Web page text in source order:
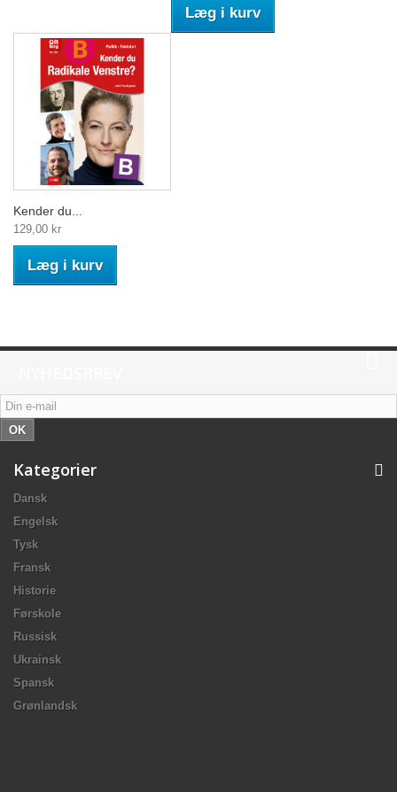
Læg i kurv
Kender du...
129,00 kr
Læg i kurv
OK
Kategorier
Dansk
Engelsk
Tysk
Fransk
Historie
Førskole
Russisk
Ukrainsk
Spansk
Grønlandsk